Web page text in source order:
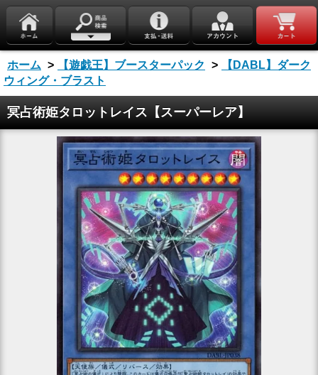
ホーム > 【遊戯王】ブースターパック >
【DABL】ダーク
ウィング・ブラスト
冥占術姫タロットレイス【スーパーレア】